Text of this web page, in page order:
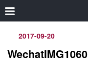
2017-09-20
WechatIMG1060